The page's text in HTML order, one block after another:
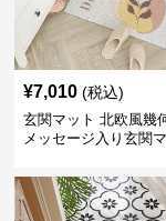
¥7,010 (税込)
玄関マット 北欧風幾
メッセージ入り玄関